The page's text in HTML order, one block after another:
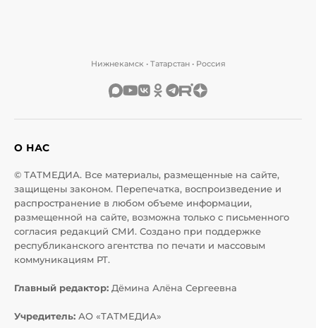
Нижнекамск • Татарстан • Россия
О НАС
© ТАТМЕДИА. Все материалы, размещенные на сайте,
защищены законом. Перепечатка, воспроизведение и
распространение в любом объеме информации,
размещенной на сайте, возможна только с письменного
согласия редакций СМИ. Создано при поддержке
республиканского агентства по печати и массовым
коммуникациям РТ.
Главный редактор: Дёмина Алёна Сергеевна
Учредитель: АО «ТАТМЕДИА»